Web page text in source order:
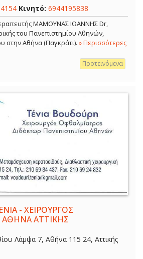
Κινητό: 6944195838
ΜΑΜΟΥΝΑΣ ΙΩΑΝΝΗΣ Dr,
του Πανεπιστημίου Αθηνών,
στην Αθήνα (Παγκράτι). » Περισσότερες
Προτεινόμενα
- ΧΕΙΡΟΥΡΓΟΣ
ΑΤΤΙΚΗΣ
Λάμψα 7, Αθήνα 115 24, Αττικής